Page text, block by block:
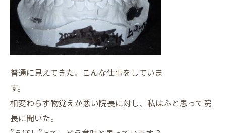
普通に見えてきた。こんな仕事をしていま
す。
相変わらず物覚えが悪い院長に対し、私はふと思って院
長に聞いた。